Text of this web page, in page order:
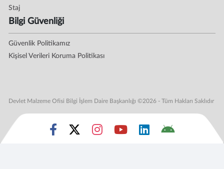
Staj
Bilgi Güvenliği
Güvenlik Politikamız
Kişisel Verileri Koruma Politikası
Devlet Malzeme Ofisi Bilgi İşlem Daire Başkanlığı ©2026 - Tüm Hakları Saklıdır